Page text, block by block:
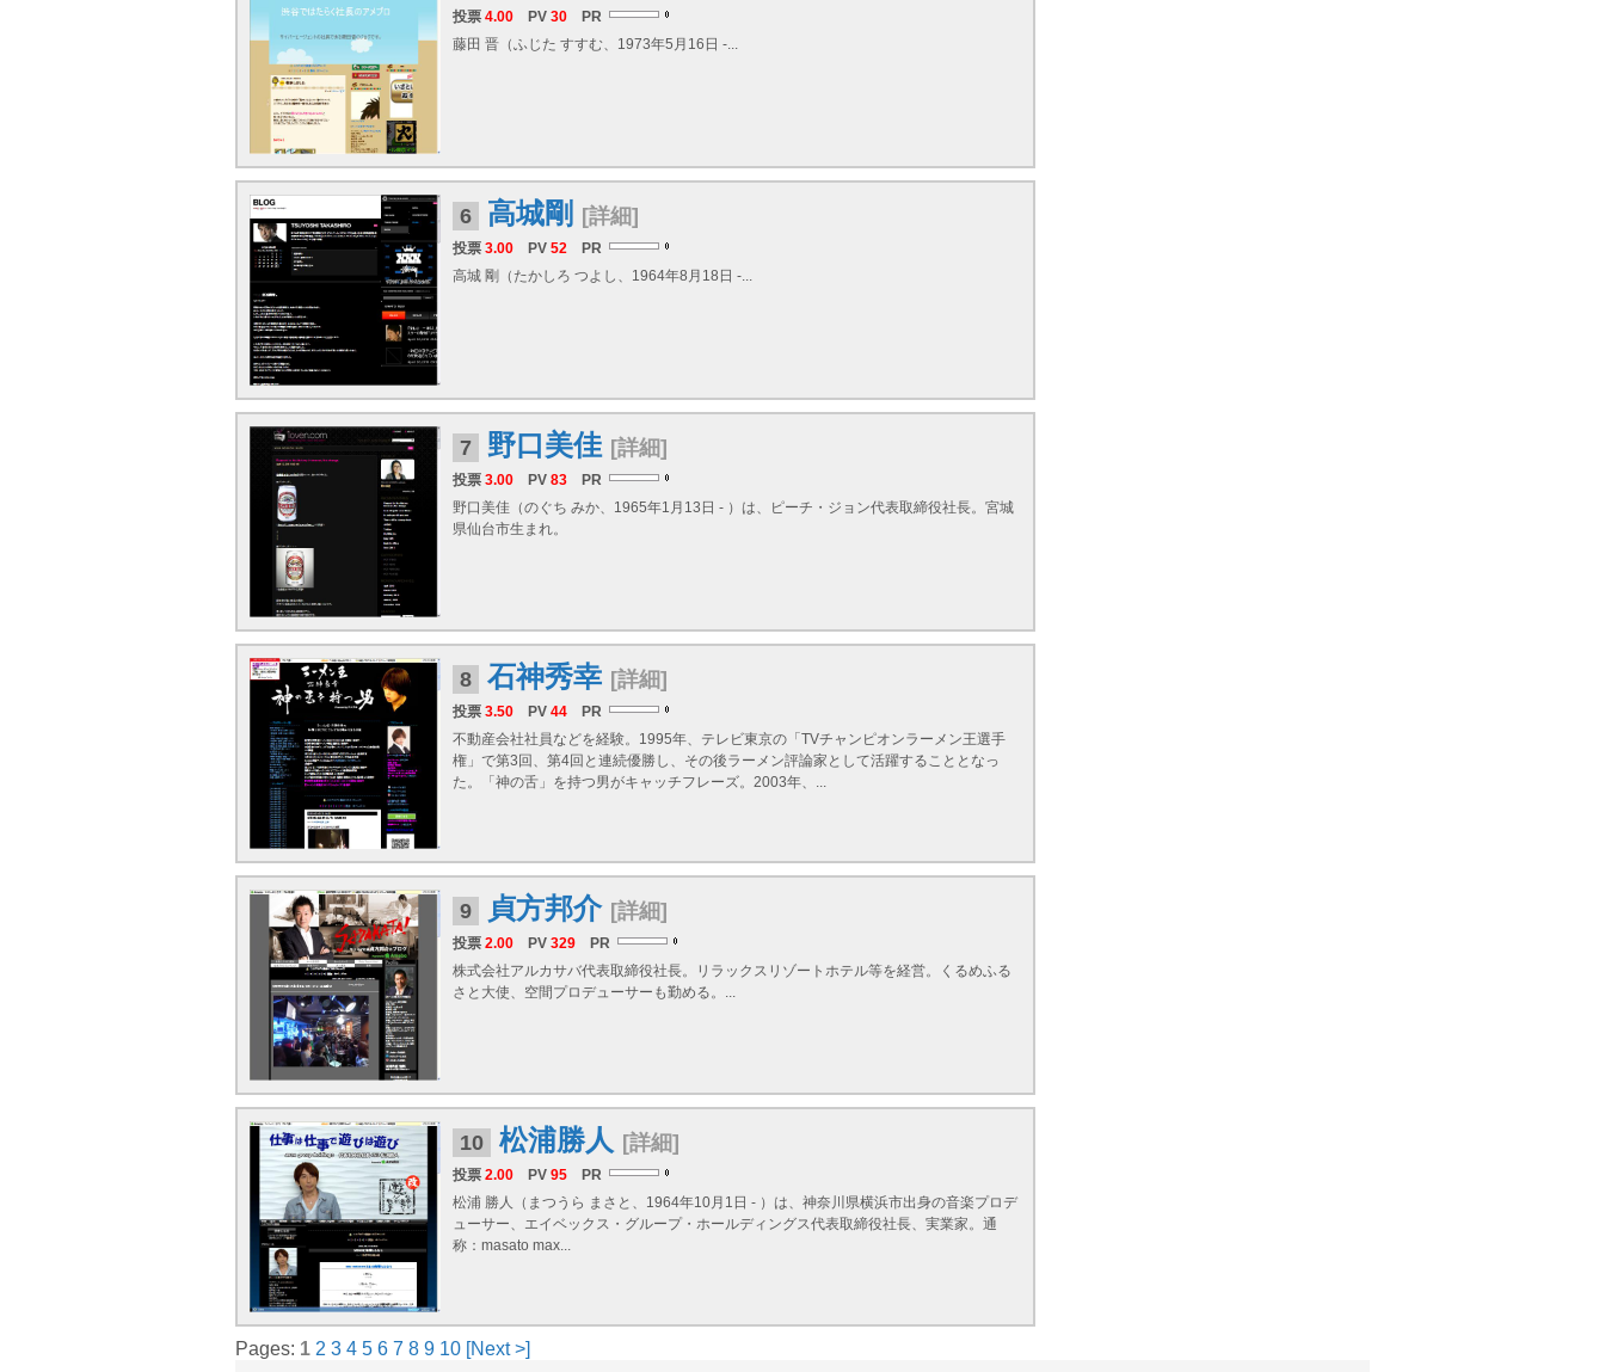
投票 4.00 PV 30
PR
藤田 晋（ふじた すすむ、1973年5月16日 -...
6 高城剛 [詳細]
投票 3.00 PV 52
PR
高城 剛（たかしろ つよし、1964年8月18日 -...
7 野口美佳 [詳細]
投票 3.00 PV 83
PR
野口美佳（のぐち みか、1965年1月13日 - ）は、ピーチ・ジョン代表取締役社長。宮城
県仙台市生まれ。
8 石神秀幸 [詳細]
投票 3.50 PV 44
PR
不動産会社社員などを経験。1995年、テレビ東京の「TVチャンピオンラーメン王選手
権」で第3回、第4回と連続優勝し、その後ラーメン評論家として活躍することとなっ
た。「神の舌」を持つ男がキャッチフレーズ。2003年、...
9 貞方邦介 [詳細]
投票 2.00 PV 329
PR
株式会社アルカサバ代表取締役社長。リラックスリゾートホテル等を経営。くるめふる
さと大使、空間プロデューサーも勤める。...
10 松浦勝人 [詳細]
投票 2.00 PV 95
PR
松浦 勝人（まつうら まさと、1964年10月1日 - ）は、神奈川県横浜市出身の音楽プロデ
ューサー、エイベックス・グループ・ホールディングス代表取締役社長、実業家。通
称：masato max...
Pages: 1 2 3 4 5 6 7 8 9 10 [Next >]